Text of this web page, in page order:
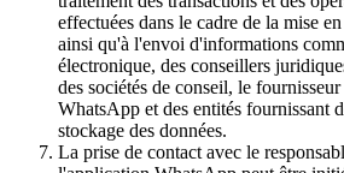
effectuées dans le cadre de la mise
ainsi qu'à l'envoi d'informations
électronique, des conseillers
des sociétés de conseil, le
WhatsApp et des entités fournissant
stockage des données.
La prise de contact avec le